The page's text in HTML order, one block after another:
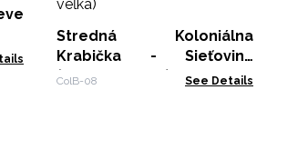
Stredná Koloniálna
Krabička - Sieťovina
(stredne veľká)
ColB-08 See Details